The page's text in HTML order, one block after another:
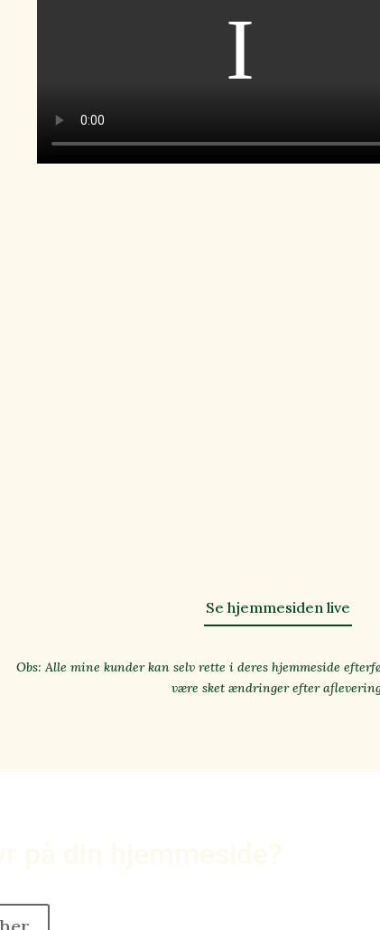
Se hjemmesiden live
Obs: Alle mine kunder kan selv rette i deres hjemmeside
være sket ændringer efter